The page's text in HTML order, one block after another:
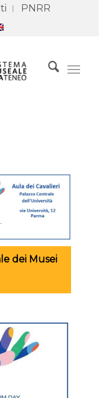
PNRR
dei Musei